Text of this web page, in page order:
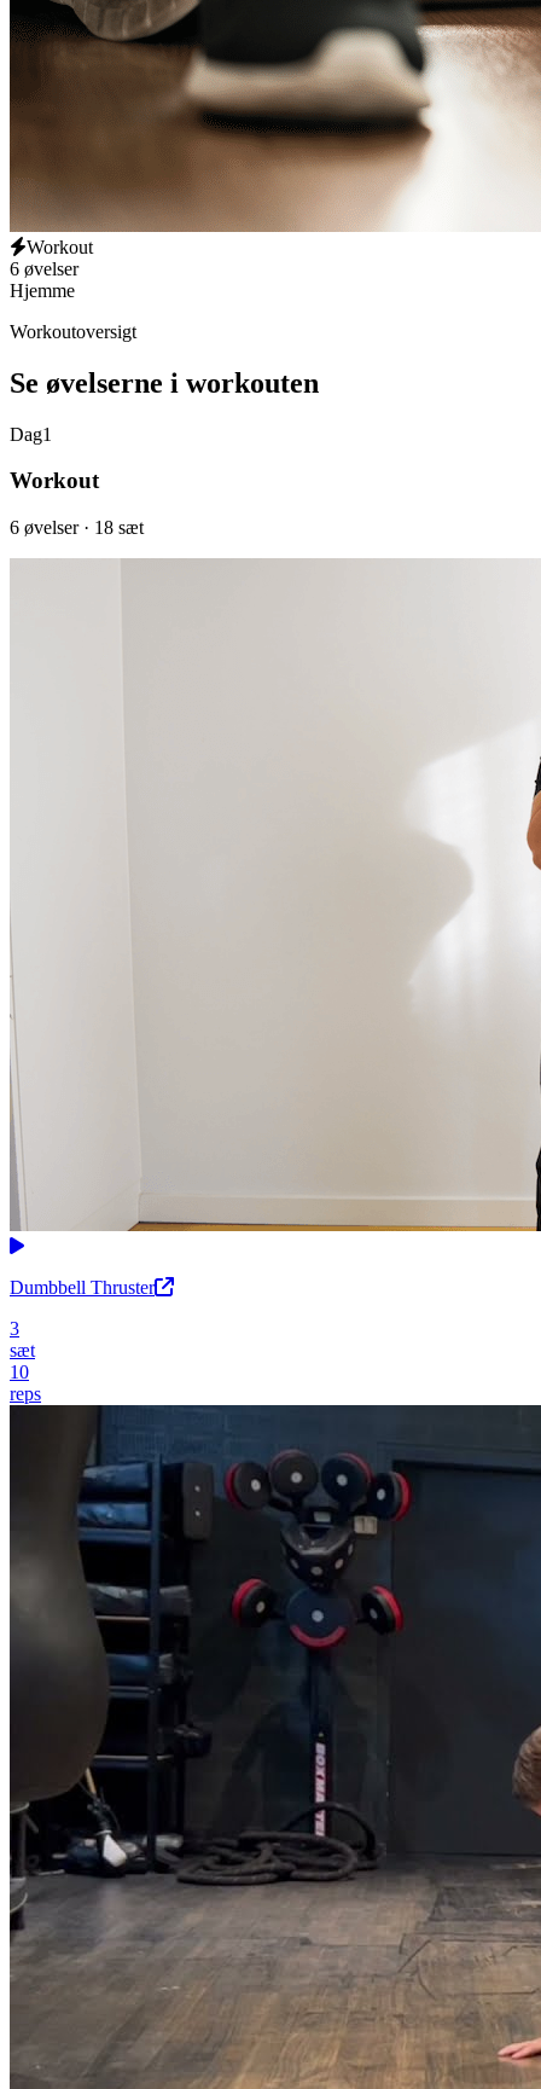
Workout
6 øvelser
Hjemme
Workoutoversigt
Se øvelserne i workouten
Dag1
Workout
6 øvelser· 18 sæt
Dumbbell Thruster
3
sæt
10
reps